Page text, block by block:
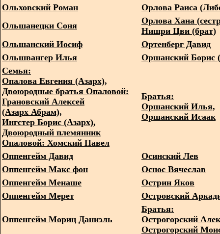
Ольховский Роман
Орлова Раиса
Ольшанецки Соня
Орлова Хана
Нишри Цви (брат)
Ольшанский Иосиф
Ортенберг Давид
Ольшвангер Илья
Оршанский Борис
Семья:
Опалова Евгения (Азарх),
Двоюродные братья Опаловой:
Грановский Алексей
(Азарх Абрам),
Ингстер Борис (Азарх),
Двоюродный племянник
Опаловой: Хомский Павел
Братья:
Оршанский Илья,
Оршанский Исаак
Оппенгейм Давид
Осинский Лев
Оппенгейм Макс фон
Оснос Вячеслав
Оппенгейм Менаше
Острин Яков
Оппенгейм Мерет
Островский
Оппенгейм Мориц Даниэль
Братья:
Острогорский
Острогорский